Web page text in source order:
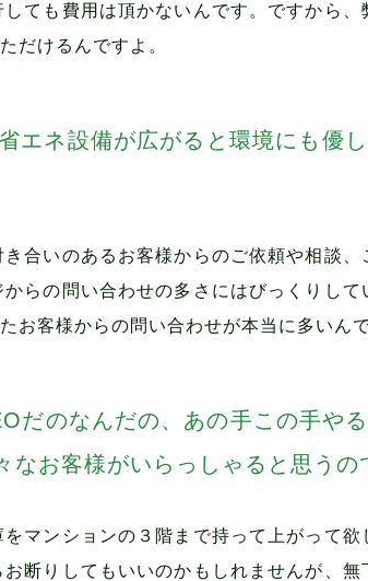
ても費用は頂かないんです。ですから、
だけるんですよ。
ネ設備が広がると環境にも優
合いのあるお客様からのご依頼や相談、
らの問い合わせの多さにはびっくりして
お客様からの問い合わせが本当に多いんで
だのなんだの、あの手この手や
お客様がいらっしゃると思うの
マンションの３階まで持って上がって欲
断りしてもいいのかもしれませんが、無